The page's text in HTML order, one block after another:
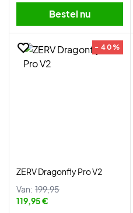
Bestel nu
- 40%
ZERV Dragonfly Pro V2
Van: 199,95
119,95 €